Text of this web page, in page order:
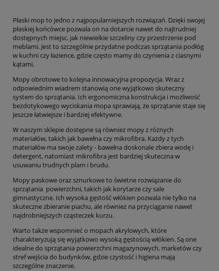
Płaski mop to jedno z najpopularniejszych rozwiązań. Dzięki swojej
płaskiej końcówce pozwala on na dotarcie nawet do najtrudniej
dostępnych miejsc, jak niewielkie szczeliny czy przestrzenie pod
meblami. Jest to szczególnie przydatne podczas sprzątania podłóg
w kuchni czy łazience, gdzie często mamy do czynienia z ciasnymi
kątami.
Mopy obrotowe to kolejna innowacyjna propozycja. Wraz z
odpowiednim wiadrem stanowią one wyjątkowo skuteczny
system do sprzątania. Ich ergonomiczna konstrukcja i możliwość
bezdotykowego wyciskania mopa sprawiają, że sprzątanie staje się
jeszcze łatwiejsze i bardziej efektywne.
W naszym sklepie dostępne są również mopy z różnych
materiałów, takich jak bawełna czy mikrofibra. Każdy z tych
materiałów ma swoje zalety - bawełna doskonale zbiera wodę i
detergent, natomiast mikrofibra jest bardziej skuteczna w
usuwaniu trudnych plam i brudu.
Mopy paskowe oraz sznurkowe to świetne rozwiązanie do
sprzątania powierzchni, takich jak korytarze czy sale
gimnastyczne. Ich wysoka gęstość włókien pozwala nie tylko na
skuteczne zbieranie piachu, ale również na przyciąganie nawet
najdrobniejszych cząsteczek kurzu.
Warto także wspomnieć o mopach akrylowych, które
charakteryzują się wyjątkowo wysoką gęstością włókien. Są one
idealne do sprzątania powierzchni magazynowych, marketów czy
stref wejścia do budynków, gdzie czystość i higiena mają
szczególne znaczenie.